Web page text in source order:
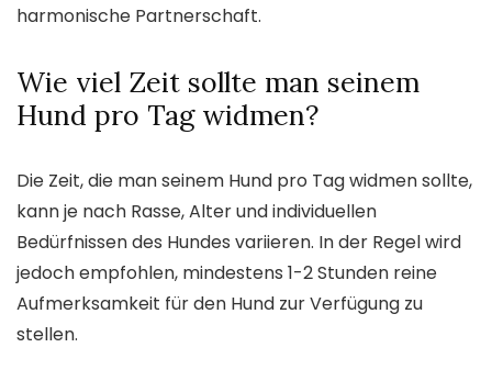
harmonische Partnerschaft.
Wie viel Zeit sollte man seinem
Hund pro Tag widmen?
Die Zeit, die man seinem Hund pro Tag widmen sollte,
kann je nach Rasse, Alter und individuellen
Bedürfnissen des Hundes variieren. In der Regel wird
jedoch empfohlen, mindestens 1-2 Stunden reine
Aufmerksamkeit für den Hund zur Verfügung zu
stellen.